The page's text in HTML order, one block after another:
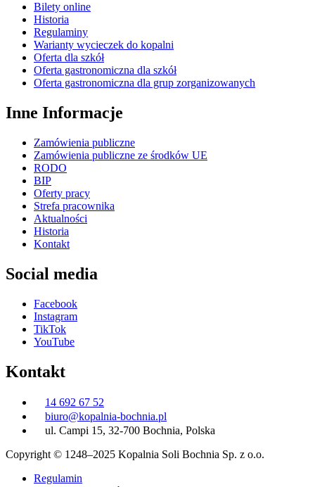
Bilety online
Historia
Regulaminy
Warianty wycieczek do kopalni
Oferta dla szkół
Oferta gastronomiczna dla szkół
Oferta gastronomiczna dla grup zorganizowanych
Inne Informacje
Zamówienia publiczne
Zamówienia publiczne ze środków UE
RODO
BIP
Oferty pracy
Strefa pracownika
Aktualności
Historia
Kontakt
Social media
Facebook
Instagram
TikTok
YouTube
Kontakt
14 692 67 52
biuro@kopalnia-bochnia.pl
ul. Campi 15, 32-700 Bochnia, Polska
Copyright © 1248–2025 Kopalnia Soli Bochnia Sp. z o.o.
Regulamin